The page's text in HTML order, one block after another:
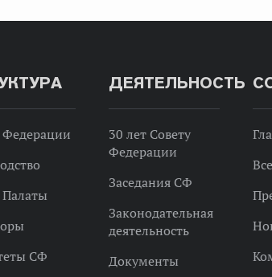
Федерации
Палаты
СФ
ДЕЯТЕЛЬНОСТЬ
30 лет Совету
Федерации
Заседания СФ
Законодательная
деятельность
Документы